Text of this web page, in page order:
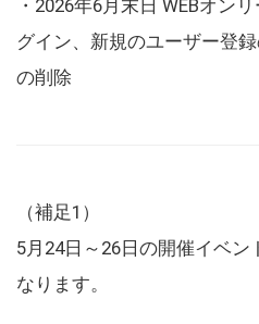
・2026年6月末日 WEBオン
グイン、新規のユーザー登
の削除
（補足1）
5月24日～26日の開催イベン
なります。